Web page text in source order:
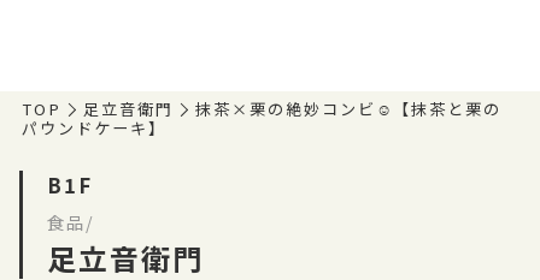
TOP 足立音衛門
抹茶×栗の絶妙コンビ☺️【抹茶と栗の
パウンドケーキ】
B1F
食品/
足立音衛門